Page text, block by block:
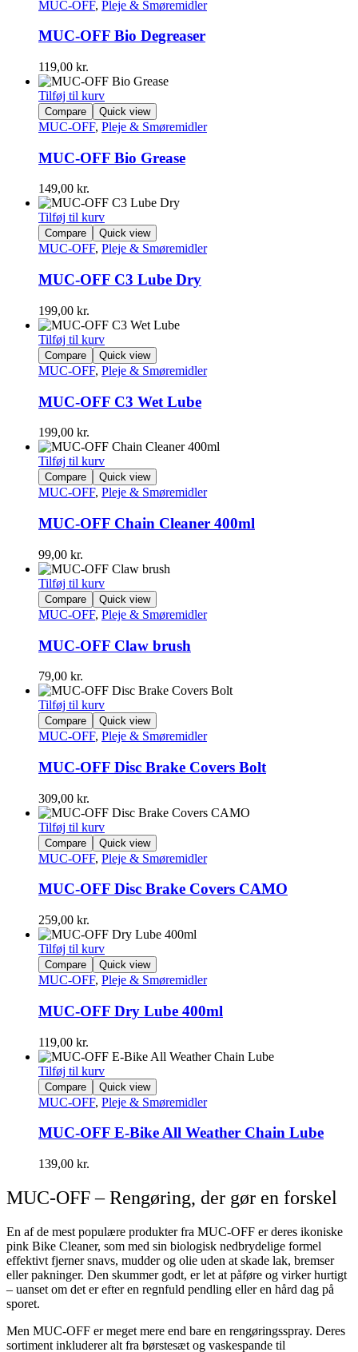
MUC-OFF, Pleje & Smøremidler
MUC-OFF Bio Degreaser
119,00 kr.
Tilføj til kurv
Compare Quick view
MUC-OFF, Pleje & Smøremidler
MUC-OFF Bio Grease
149,00 kr.
Tilføj til kurv
Compare Quick view
MUC-OFF, Pleje & Smøremidler
MUC-OFF C3 Lube Dry
199,00 kr.
Tilføj til kurv
Compare Quick view
MUC-OFF, Pleje & Smøremidler
MUC-OFF C3 Wet Lube
199,00 kr.
Tilføj til kurv
Compare Quick view
MUC-OFF, Pleje & Smøremidler
MUC-OFF Chain Cleaner 400ml
99,00 kr.
Tilføj til kurv
Compare Quick view
MUC-OFF, Pleje & Smøremidler
MUC-OFF Claw brush
79,00 kr.
Tilføj til kurv
Compare Quick view
MUC-OFF, Pleje & Smøremidler
MUC-OFF Disc Brake Covers Bolt
309,00 kr.
Tilføj til kurv
Compare Quick view
MUC-OFF, Pleje & Smøremidler
MUC-OFF Disc Brake Covers CAMO
259,00 kr.
Tilføj til kurv
Compare Quick view
MUC-OFF, Pleje & Smøremidler
MUC-OFF Dry Lube 400ml
119,00 kr.
Tilføj til kurv
Compare Quick view
MUC-OFF, Pleje & Smøremidler
MUC-OFF E-Bike All Weather Chain Lube
139,00 kr.
MUC-OFF – Rengøring, der gør en forskel
En af de mest populære produkter fra MUC-OFF er deres ikoniske
pink Bike Cleaner, som med sin biologisk nedbrydelige formel
effektivt fjerner snavs, mudder og olie uden at skade lak, bremser
eller pakninger. Den skummer godt, er let at påføre og virker hurtigt
– uanset om det er efter en regnfuld pendling eller en hård dag på
sporet.
Men MUC-OFF er meget mere end bare en rengøringsspray. Deres
sortiment inkluderer alt fra børstesæt og vaskespande til